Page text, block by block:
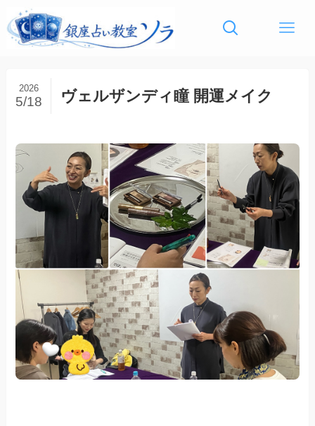
ヴェルザンディ瞳 開運メイク
2026
5/18